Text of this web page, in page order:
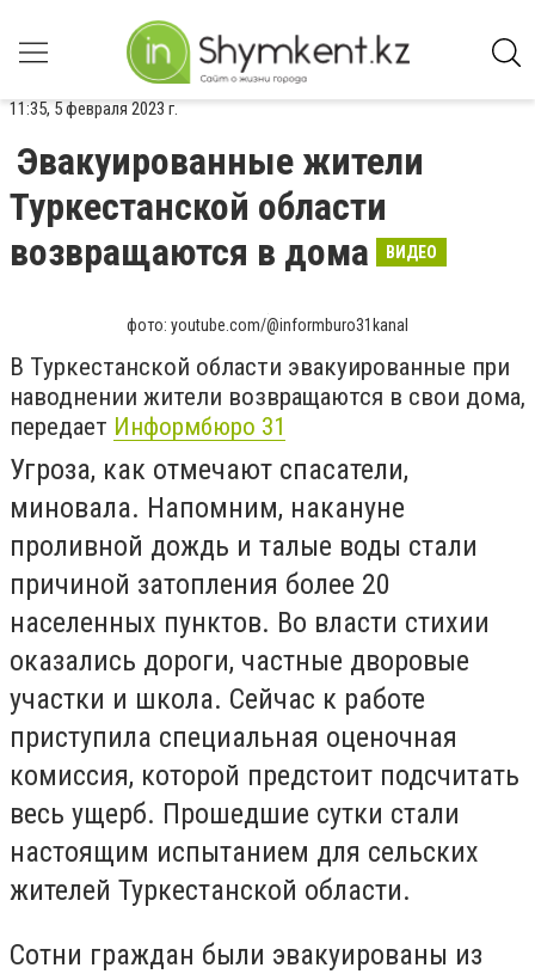
11:35, 5 февраля 2023 г.
Эвакуированные жители
Туркестанской области
возвращаются в дома
ВИДЕО
фото: youtube.com/@informburo31kanal
В Туркестанской области эвакуированные при
наводнении жители возвращаются в свои дома,
передает Информбюро 31
Угроза, как отмечают спасатели,
миновала. Напомним, накануне
проливной дождь и талые воды стали
причиной затопления более 20
населенных пунктов. Во власти стихии
оказались дороги, частные дворовые
участки и школа. Сейчас к работе
приступила специальная оценочная
комиссия, которой предстоит подсчитать
весь ущерб. Прошедшие сутки стали
настоящим испытанием для сельских
жителей Туркестанской области.
Сотни граждан были эвакуированы из